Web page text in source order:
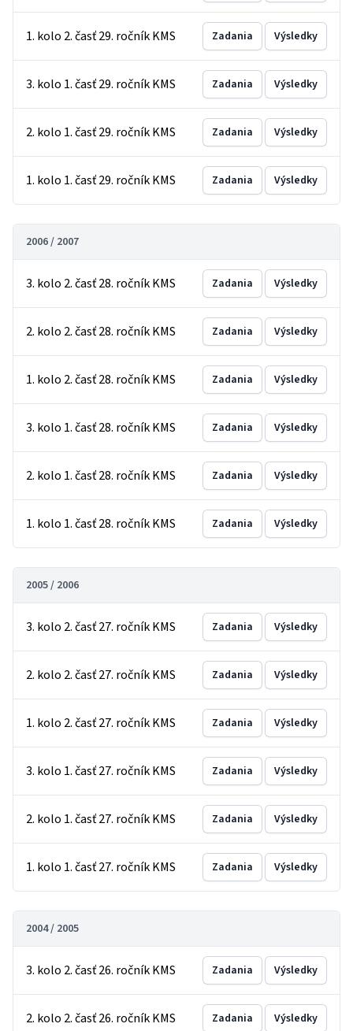
1. kolo 2. časť 29. ročník KMS Zadania Výsledky
3. kolo 1. časť 29. ročník KMS Zadania Výsledky
2. kolo 1. časť 29. ročník KMS Zadania Výsledky
1. kolo 1. časť 29. ročník KMS Zadania Výsledky
2006 / 2007
3. kolo 2. časť 28. ročník KMS Zadania Výsledky
2. kolo 2. časť 28. ročník KMS Zadania Výsledky
1. kolo 2. časť 28. ročník KMS Zadania Výsledky
3. kolo 1. časť 28. ročník KMS Zadania Výsledky
2. kolo 1. časť 28. ročník KMS Zadania Výsledky
1. kolo 1. časť 28. ročník KMS Zadania Výsledky
2005 / 2006
3. kolo 2. časť 27. ročník KMS Zadania Výsledky
2. kolo 2. časť 27. ročník KMS Zadania Výsledky
1. kolo 2. časť 27. ročník KMS Zadania Výsledky
3. kolo 1. časť 27. ročník KMS Zadania Výsledky
2. kolo 1. časť 27. ročník KMS Zadania Výsledky
1. kolo 1. časť 27. ročník KMS Zadania Výsledky
2004 / 2005
3. kolo 2. časť 26. ročník KMS Zadania Výsledky
2. kolo 2. časť 26. ročník KMS Zadania Výsledky